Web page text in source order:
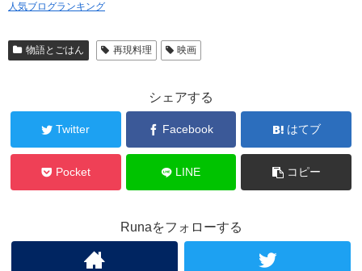
人気ブログランキング
物語とごはん 再現料理 映画
シェアする
Twitter Facebook はてブ
Pocket LINE コピー
Runaをフォローする